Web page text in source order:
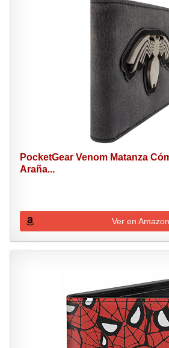
PocketGear Venom Matanza
Araña...
Ver en Amazon